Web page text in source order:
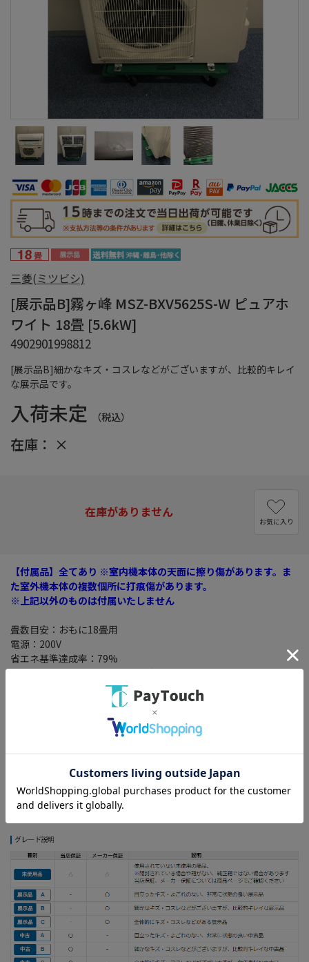
[展示品B]細かなキズ・コスレなどがございますが、比較的キレイ
な展示品です。
三菱(ミツビシ)
[展示品B]霧ヶ峰 MSZ-BXV5625S-W ピュアホ
ワイト 18畳 [5.6kW]
4902901998812
入荷未定 （税込）
在庫： ×
在庫がありません
お気に入り
【付属品】全てあり ※室内機本体の天面に擦り傷があります。ま
た室外機本体の複数個所に打痕傷があります。
※上記以外のものは付属いたしません
畳数目安：おもに18畳用
電源：200V
省エネ基準達成率：79%
主な機能：日本製・内部乾燥・除湿・快適気流/気流制御・センサ
ー(ムーブアイ)・新冷媒R32・スマートスピーカー対応(Googleア
シスタントAmazon Alexa)
室内機サイズ(高さ×幅×奥行)：255x799x338(343)mm()内の寸
法は、据付板を付けたときの寸法です。
※細かなキズ・コスレなどがございますが、比較的キレイな展示
品です。【付属品】全てあり ※室内機本体の天面に擦り傷があり
ます。また室外機本体の複数個所に打痕傷があります。